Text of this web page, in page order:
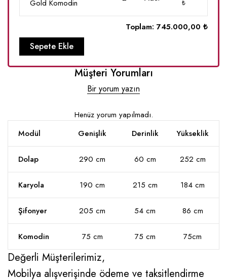
Gold Komodin
₺
Toplam: 745.000,00 ₺
Sepete Ekle
Müşteri Yorumları
Bir yorum yazın
Henüz yorum yapılmadı.
Modül
Genişlik Derinlik Yükseklik
Dolap 290 cm 60 cm 252 cm
Karyola 190 cm 215 cm 184 cm
Şifonyer 205 cm 54 cm 86 cm
Komodin 75 cm 75 cm 75cm
Değerli Müşterilerimiz,
Mobilya alışverişinde ödeme ve taksitlendirme